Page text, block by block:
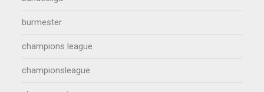
burmester
champions league
championsleague